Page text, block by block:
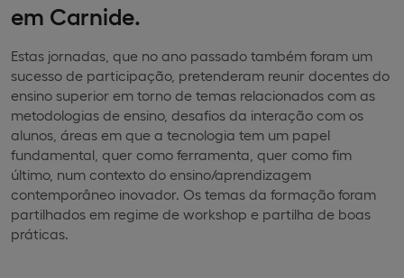
em Carnide.
Estas jornadas, que no ano passado também foram um
sucesso de participação, pretenderam reunir docentes do
ensino superior em torno de temas relacionados com as
metodologias de ensino, desafios da interação com os
alunos, áreas em que a tecnologia tem um papel
fundamental, quer como ferramenta, quer como fim
último, num contexto do ensino/aprendizagem
contemporâneo inovador. Os temas da formação foram
partilhados em regime de workshop e partilha de boas
práticas.